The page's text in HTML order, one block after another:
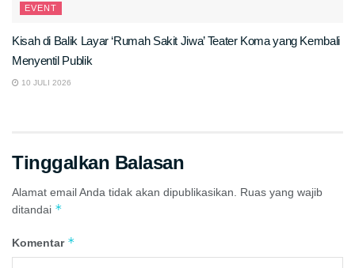
EVENT
Kisah di Balik Layar ‘Rumah Sakit Jiwa’ Teater Koma yang Kembali
Menyentil Publik
10 JULI 2026
Tinggalkan Balasan
Alamat email Anda tidak akan dipublikasikan.
Ruas yang wajib
ditandai *
Komentar *